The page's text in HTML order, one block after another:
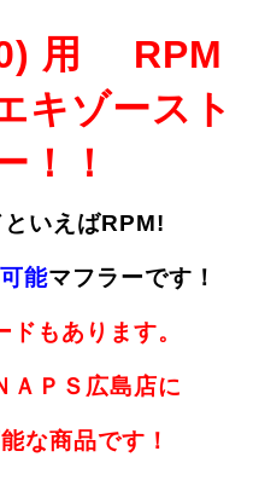
用 RPM
キゾースト
！！
といえばRPM!
能マフラーです！
もあります。
ＡＰＳ広島店に
な商品です！